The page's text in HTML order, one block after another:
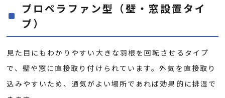
プロペラファン型（壁・窓設置タイ
プ）
見た目にもわかりやすい大きな羽根を回転させるタイプ
で、壁や窓に直接取り付けられています。外気を直接取り
込みやすいため、通気がよい場所であれば効果的に排湿で